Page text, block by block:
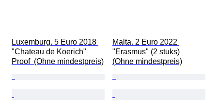
Luxemburg. 5 Euro 2018
"Chateau de Koerich"
Proof  (Ohne mindestpreis)
Malta. 2 Euro 2022
"Erasmus" (2 stuks)
(Ohne mindestpreis)